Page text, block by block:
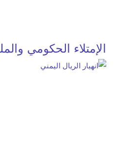
الإمتلاء الحكومي